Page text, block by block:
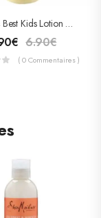
Africa’s Best Kids Lotion Hydratante Et Démêlante 355ml
€ 6.90€
( 0 Commentaires )